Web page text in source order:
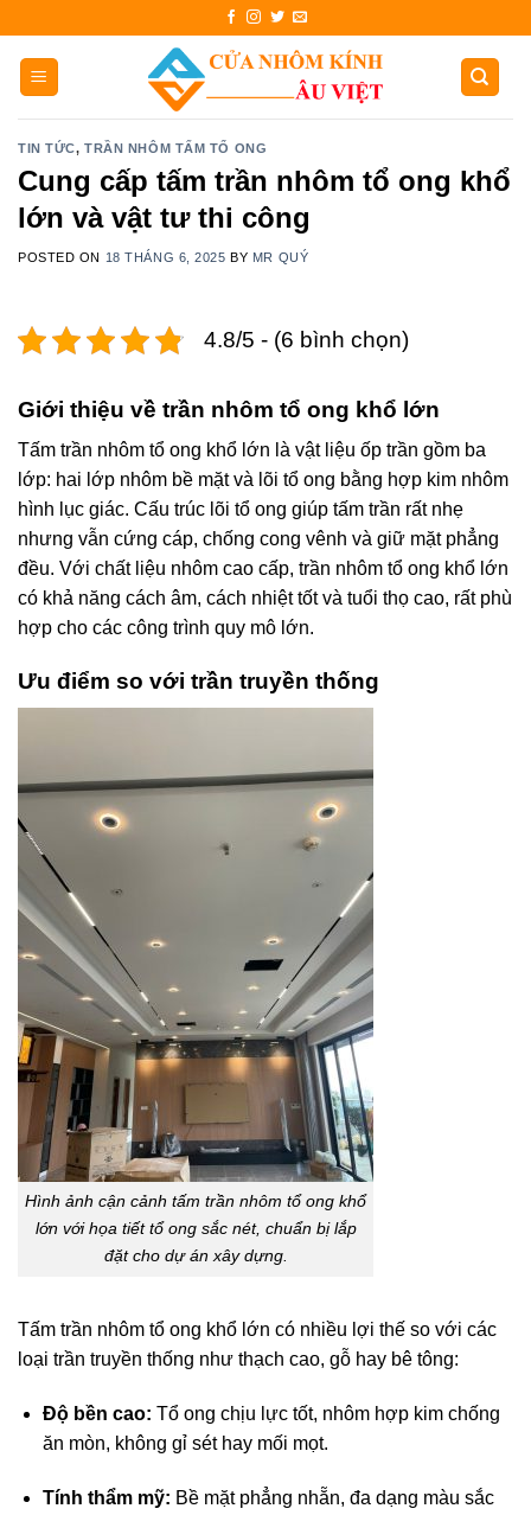
content
TIN TỨC,TRẦN NHÔM TẤM TỔ ONG
Cung cấp tấm trần nhôm tổ ong khổ
lớn và vật tư thi công
POSTED ON 18 THÁNG 6, 2025 BY MR QUÝ
4.8/5 - (6 bình chọn)
Giới thiệu về trần nhôm tổ ong khổ lớn
Tấm trần nhôm tổ ong khổ lớn là vật liệu ốp trần gồm ba
lớp: hai lớp nhôm bề mặt và lõi tổ ong bằng hợp kim nhôm
hình lục giác. Cấu trúc lõi tổ ong giúp tấm trần rất nhẹ
nhưng vẫn cứng cáp, chống cong vênh và giữ mặt phẳng
đều. Với chất liệu nhôm cao cấp, trần nhôm tổ ong khổ lớn
có khả năng cách âm, cách nhiệt tốt và tuổi thọ cao, rất phù
hợp cho các công trình quy mô lớn.
Ưu điểm so với trần truyền thống
Hình ảnh cận cảnh tấm trần nhôm tổ ong khổ
lớn với họa tiết tổ ong sắc nét, chuẩn bị lắp
đặt cho dự án xây dựng.
Tấm trần nhôm tổ ong khổ lớn có nhiều lợi thế so với các
loại trần truyền thống như thạch cao, gỗ hay bê tông:
Độ bền cao: Tổ ong chịu lực tốt, nhôm hợp kim chống
ăn mòn, không gỉ sét hay mối mọt.
Tính thẩm mỹ: Bề mặt phẳng nhẵn, đa dạng màu sắc